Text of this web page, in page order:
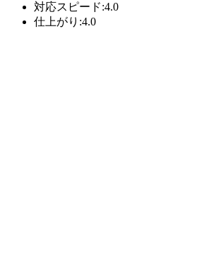
対応スピード:4.0
仕上がり:4.0